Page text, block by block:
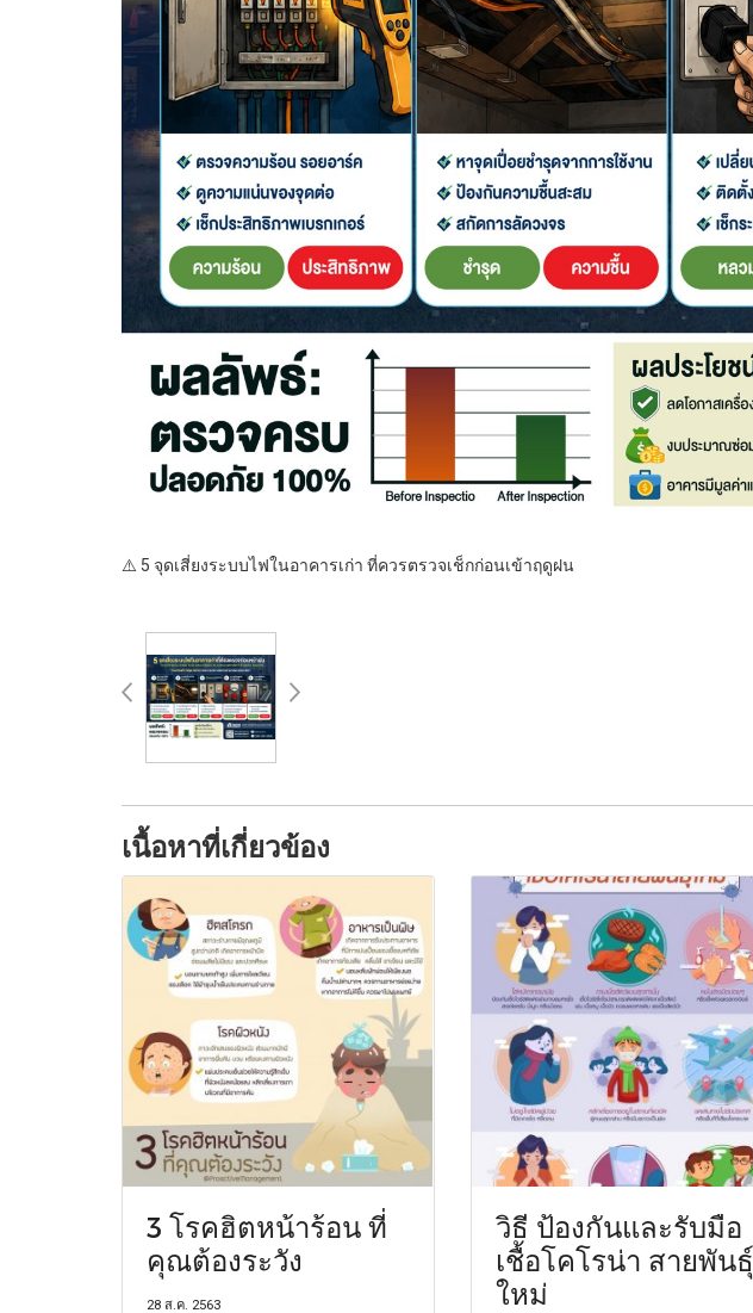
⚠️ 5 จุดเสี่ยงระบบไฟในอาคารเก่า ที่ควรตรวจเช็กก่อนเข้าฤดูฝน
เนื้อหาที่เกี่ยวข้อง
3 โรคฮิตหน้าร้อน ที่
คุณต้องระวัง
28 ส.ค. 2563
วิธี ป้องกันและรับมือ
เชื้อโคโรน่า สายพันธุ์
ใหม่